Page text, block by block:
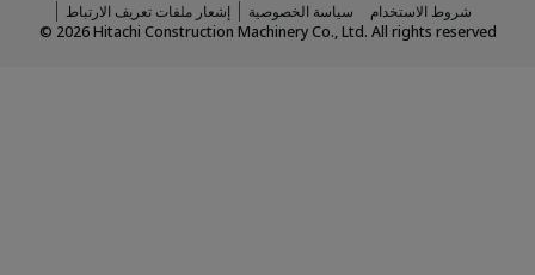
شروط الاستخدام سياسة الخصوصية
إشعار ملفات تعريف الارتباط
© 2026Hitachi Construction Machinery Co., Ltd. All rights reserved